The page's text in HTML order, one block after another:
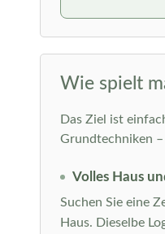
Wie spielt
Das Ziel ist
Grundtechniken –
Volles Haus
Suchen Sie eine
Haus. Dieselbe